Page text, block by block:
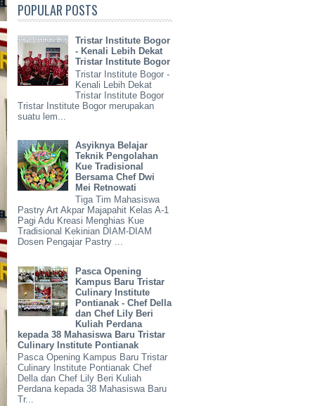
POPULAR POSTS
Tristar Institute Bogor
- Kenali Lebih Dekat
Tristar Institute Bogor
Tristar Institute Bogor -
Kenali Lebih Dekat
Tristar Institute Bogor
Tristar Institute Bogor merupakan
suatu lem...
Asyiknya Belajar
Teknik Pengolahan
Kue Tradisional
Bersama Chef Dwi
Mei Retnowati
Tiga Tim Mahasiswa
Pastry Art Akpar Majapahit Kelas A-1
Pagi Adu Kreasi Menghias Kue
Tradisional Kekinian DIAM-DIAM
Dosen Pengajar Pastry ...
Pasca Opening
Kampus Baru Tristar
Culinary Institute
Pontianak - Chef Della
dan Chef Lily Beri
Kuliah Perdana
kepada 38 Mahasiswa Baru Tristar
Culinary Institute Pontianak
Pasca Opening Kampus Baru Tristar
Culinary Institute Pontianak Chef
Della dan Chef Lily Beri Kuliah
Perdana kepada 38 Mahasiswa Baru
Tr...